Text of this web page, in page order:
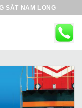
SẮT NAM LONG